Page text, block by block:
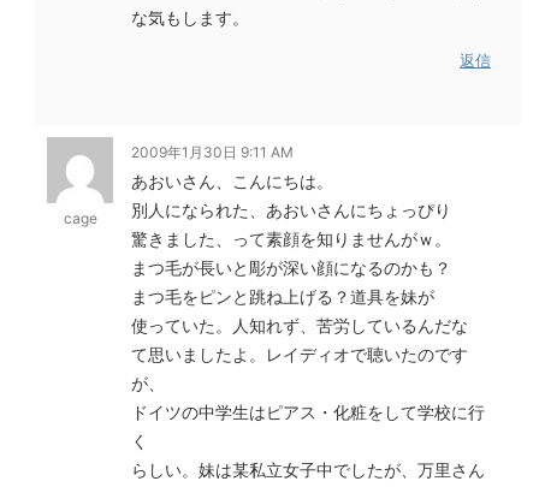
な気もします。
返信
cage
2009年1月30日 9:11 AM
あおいさん、こんにちは。
別人になられた、あおいさんにちょっぴり
驚きました、って素顔を知りませんがｗ。
まつ毛が長いと彫が深い顔になるのかも？
まつ毛をピンと跳ね上げる？道具を妹が
使っていた。人知れず、苦労しているんだな
て思いましたよ。レイディオで聴いたのです
が、
ドイツの中学生はピアス・化粧をして学校に行
く
らしい。妹は某私立女子中でしたが、万里さん